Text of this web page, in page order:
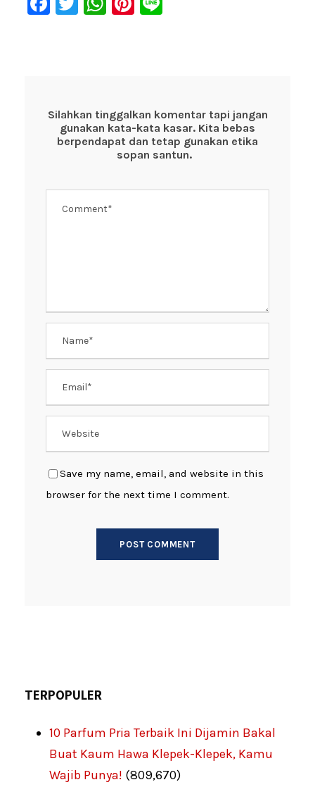
o
o
p
p
Silahkan tinggalkan komentar tapi jangan
gunakan kata-kata kasar. Kita bebas
berpendapat dan tetap gunakan etika
sopan santun.
Save my name, email, and website in this
browser for the next time I comment.
TERPOPULER
10 Parfum Pria Terbaik Ini Dijamin Bakal
Buat Kaum Hawa Klepek-Klepek, Kamu
Wajib Punya! (809,670)